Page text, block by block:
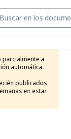
parcialmente a
automática.
publicados
en estar